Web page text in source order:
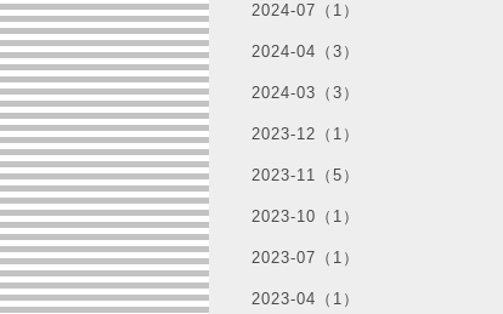
2024-07（1）
2024-04（3）
2024-03（3）
2023-12（1）
2023-11（5）
2023-10（1）
2023-07（1）
2023-04（1）